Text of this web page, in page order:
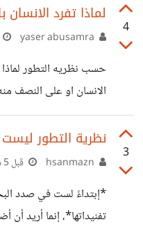
الوسيطة (التي توضح
غير موجودة.
والطيور)، إلا أن الكثير
السجل الأحفوري تظل
4
لماذا تفرد
حسب نظريه التطور
الانسان او على النصف
الميزه ؟
3
نظرية التطور ليست
قبل 5 سنوات
*إبتداءً لست في صدد
تفنيداتها*، إنما أريد